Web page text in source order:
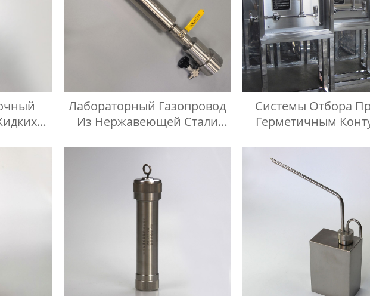
Лабораторный Газопровод
Из Нержавеющей Стали
Системы Отбора
Герметичным